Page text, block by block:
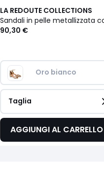
LA REDOUTE COLLECTIONS
90,30 €
Oro bianco
Taglia
AGGIUNGI AL CARRELLO